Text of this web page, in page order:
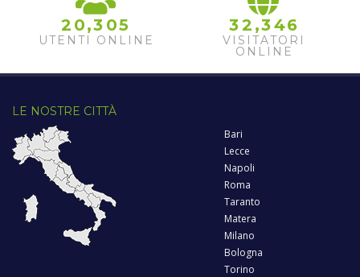
2 0,3 05
UTENTI ONLINE
32 ,346
VISITATORI
ONLINE
LE NOSTRE CITTÀ
Bari
Lecce
Napoli
Roma
Taranto
Matera
Milano
Bologna
Torino